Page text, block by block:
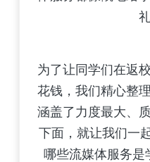
为了让同学们在返
花钱，我们精心整
涵盖了力度最大、
下面，就让我们一
哪些流媒体服务是